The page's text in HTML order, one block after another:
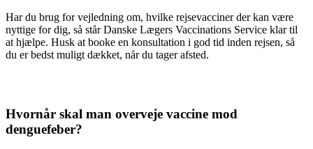
Har du brug for vejledning om, hvilke rejsevacciner der kan være
nyttige for dig, så står Danske Lægers Vaccinations Service klar til
at hjælpe. Husk at booke en konsultation i god tid inden rejsen, så
du er bedst muligt dækket, når du tager afsted.
Hvornår skal man overveje vaccine mod
denguefeber?